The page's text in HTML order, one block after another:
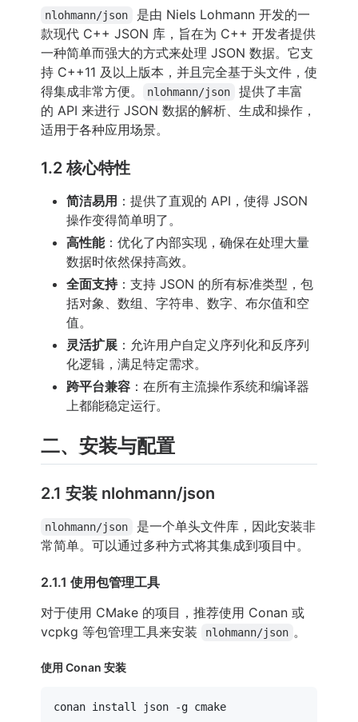
nlohmann/json
是由 Niels Lohmann 开发的一
款现代 C++ JSON 库，旨在为 C++ 开发者提供
一种简单而强大的方式来处理 JSON 数据。它支
持 C++11 及以上版本，并且完全基于头文件，使
得集成非常方便。
nlohmann/json
提供了丰富
的 API 来进行 JSON 数据的解析、生成和操作，
适用于各种应用场景。
1.2 核心特性
简洁易用 ：提供了直观的 API，使得 JSON
操作变得简单明了。
高性能：优化了内部实现，确保在处理大量
数据时依然保持高效。
全面支持：支持 JSON 的所有标准类型，包
括对象、数组、字符串、数字、布尔值和空
值。
灵活扩展 ：允许用户自定义序列化和反序列
化逻辑，满足特定需求。
跨平台兼容 ：在所有主流操作系统和编译器
上都能稳定运行。
二、安装与配置
2.1 安装 nlohmann/json
nlohmann/json
是一个单头文件库，因此安装非
常简单。可以通过多种方式将其集成到项目中。
2.1.1 使用包管理工具
对于使用 CMake 的项目，推荐使用 Conan 或
vcpkg 等包管理工具来安装
nlohmann/json 。
使用 Conan 安装